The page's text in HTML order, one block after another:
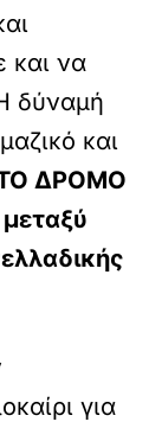
και να
δύναμή
και
ΔΡΟΜΟ
για